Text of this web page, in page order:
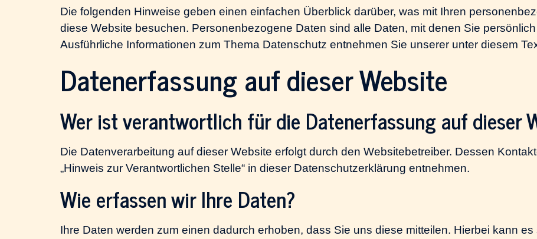
Die folgenden Hinweise geben einen einfachen Überblick darüber, was mit Ihren
diese Website besuchen. Personenbezogene Daten sind alle Daten, mit denen Sie
Ausführliche Informationen zum Thema Datenschutz entnehmen Sie unserer unter diesem
Datenerfassung auf dieser Website
Wer ist verantwortlich für die Datenerfassung auf dieser
Die Datenverarbeitung auf dieser Website erfolgt durch den Websitebetreiber. Dessen
„Hinweis zur Verantwortlichen Stelle“ in dieser Datenschutzerklärung entnehmen.
Wie erfassen wir Ihre Daten?
Ihre Daten werden zum einen dadurch erhoben, dass Sie uns diese mitteilen. Hierbei kann